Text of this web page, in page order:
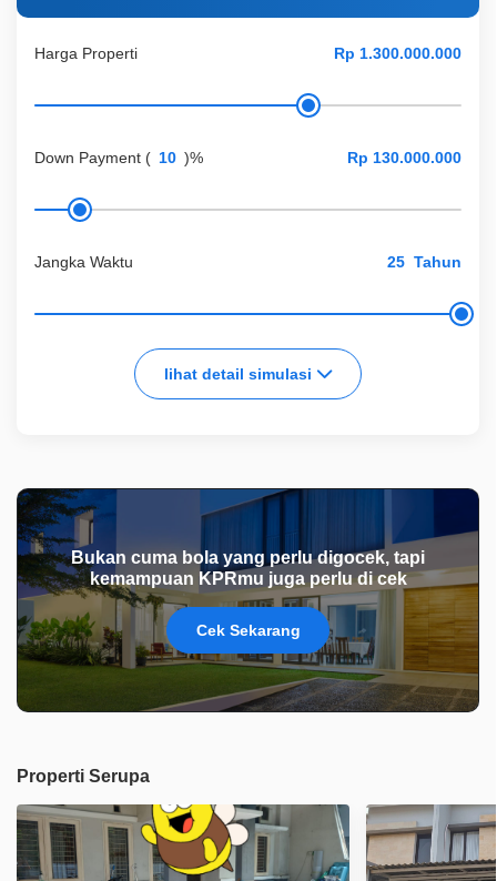
Harga Properti
Down Payment ( )%
Jangka Waktu Tahun
lihat detail simulasi
Bukan cuma bola yang perlu digocek, tapi
kemampuan KPRmu juga perlu di cek
Cek Sekarang
Properti Serupa